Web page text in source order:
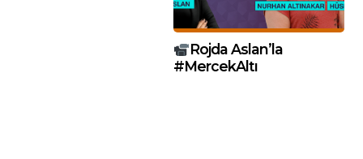
Rojda Aslan’la
#MercekAltı